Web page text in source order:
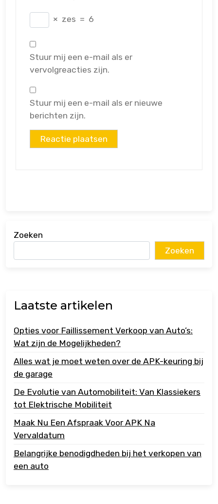
× zes = 6
Stuur mij een e-mail als er
vervolgreacties zijn.
Stuur mij een e-mail als er nieuwe
berichten zijn.
Zoeken
Zoeken
Laatste artikelen
Opties voor Faillissement Verkoop van Auto’s:
Wat zijn de Mogelijkheden?
Alles wat je moet weten over de APK-keuring bij
de garage
De Evolutie van Automobiliteit: Van Klassiekers
tot Elektrische Mobiliteit
Maak Nu Een Afspraak Voor APK Na
Vervaldatum
Belangrijke benodigdheden bij het verkopen van
een auto